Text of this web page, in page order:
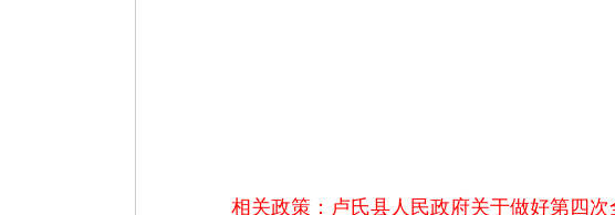
相关政策： 卢氏县人民政府关于做好第四